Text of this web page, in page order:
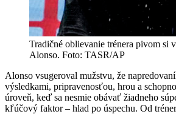
Tradičné oblievanie trénera pivom si
Alonso. Foto: TASR/AP
Alonso vsugeroval mužstvu, že
výsledkami, pripravenosťou, hrou a
úroveň, keď sa nesmie obávať žiadneho
kľúčový faktor – hlad po úspechu. Od